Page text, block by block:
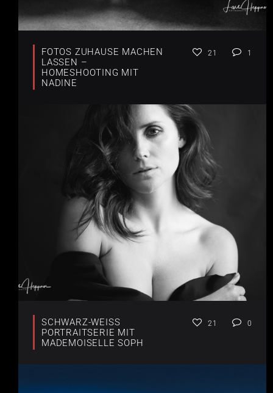
FOTOS ZUHAUSE MACHEN
LASSEN –
HOMESHOOTING MIT
NADINE
21 1
SCHWARZ-WEISS P
ORTRAITSERIE MIT
MADEMOISELLE SOPH
21 0